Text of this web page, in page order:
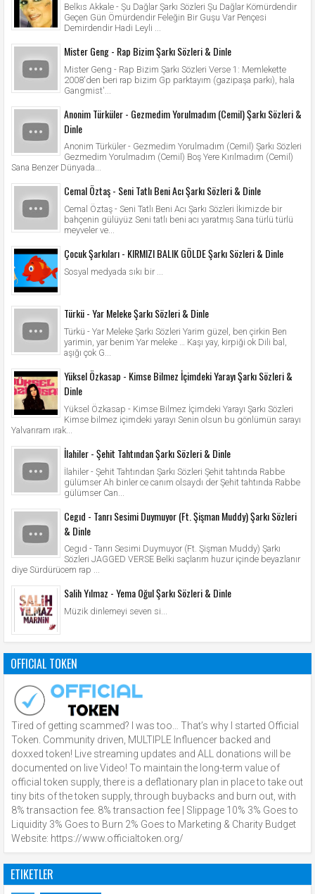
Belkıs Akkale - Şu Dağlar Şarkı Sözleri Şu Dağlar Kömürdendir
Geçen Gün Ömürdendir Feleğin Bir Guşu Var Pençesi
Demirdendir Hadi Leyli ...
Mister Geng - Rap Bizim Şarkı Sözleri & Dinle
Mister Geng - Rap Bizim Şarkı Sözleri Verse 1: Memlekette
2008'den beri rap bizim Gp parktayım (gazipaşa parkı), hala
Gangmist'...
Anonim Türküler - Gezmedim Yorulmadım (Cemil) Şarkı Sözleri &
Dinle
Anonim Türküler - Gezmedim Yorulmadım (Cemil) Şarkı Sözleri
Gezmedim Yorulmadım (Cemil) Boş Yere Kırılmadım (Cemil)
Sana Benzer Dünyada...
Cemal Öztaş - Seni Tatlı Beni Acı Şarkı Sözleri & Dinle
Cemal Öztaş - Seni Tatlı Beni Acı Şarkı Sözleri İkimizde bir
bahçenin gülüyüz Seni tatlı beni acı yaratmış Sana türlü türlü
meyveler ve...
Çocuk Şarkıları - KIRMIZI BALIK GÖLDE Şarkı Sözleri & Dinle
Sosyal medyada sıkı bir ...
Türkü - Yar Meleke Şarkı Sözleri & Dinle
Türkü - Yar Meleke Şarkı Sözleri Yarim güzel, ben çirkin Ben
yarimin, yar benim Yar meleke … Kaşı yay, kirpiği ok Dili bal,
aşığı çok G...
Yüksel Özkasap - Kimse Bilmez İçimdeki Yarayı Şarkı Sözleri &
Dinle
Yüksel Özkasap - Kimse Bilmez İçimdeki Yarayı Şarkı Sözleri
Kimse bilmez içimdeki yarayı Senin olsun bu gönlümün sarayı
Yalvarıram ırak...
İlahiler - Şehit Tahtından Şarkı Sözleri & Dinle
İlahiler - Şehit Tahtından Şarkı Sözleri Şehit tahtında Rabbe
gülümser Ah binler ce canım olsaydı der Şehit tahtında Rabbe
gülümser Can...
Cegıd - Tanrı Sesimi Duymuyor (Ft. Şişman Muddy) Şarkı Sözleri
& Dinle
Cegıd - Tanrı Sesimi Duymuyor (Ft. Şişman Muddy) Şarkı
Sözleri JAGGED VERSE Belki saçlarım huzur içinde beyazlanır
diye Sürdürücem rap ...
Salih Yılmaz - Yema Oğul Şarkı Sözleri & Dinle
Müzik dinlemeyi seven si...
OFFICIAL TOKEN
Tired of getting scammed? I was too… That’s why I started Official
Token. Community driven, MULTIPLE Influencer backed and
doxxed token! Live streaming updates and ALL donations will be
documented on live Video! To maintain the long-term value of
official token supply, there is a deflationary plan in place to take out
tiny bits of the token supply, through buybacks and burn out, with
8% transaction fee. 8% transaction fee | Slippage 10% 3% Goes to
Liquidity 3% Goes to Burn 2% Goes to Marketing & Charity Budget
Website: https://www.officialtoken.org/
ETIKETLER